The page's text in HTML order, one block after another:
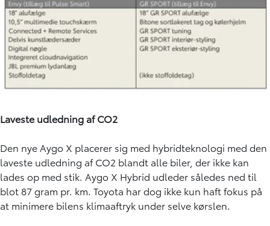
Laveste udledning af CO2
Den nye Aygo X placerer sig med hybridteknologi med den
laveste udledning af CO2 blandt alle biler, der ikke kan
lades op med stik. Aygo X Hybrid udleder således ned til
blot 87 gram pr. km. Toyota har dog ikke kun haft fokus på
at minimere bilens klimaaftryk under selve kørslen.